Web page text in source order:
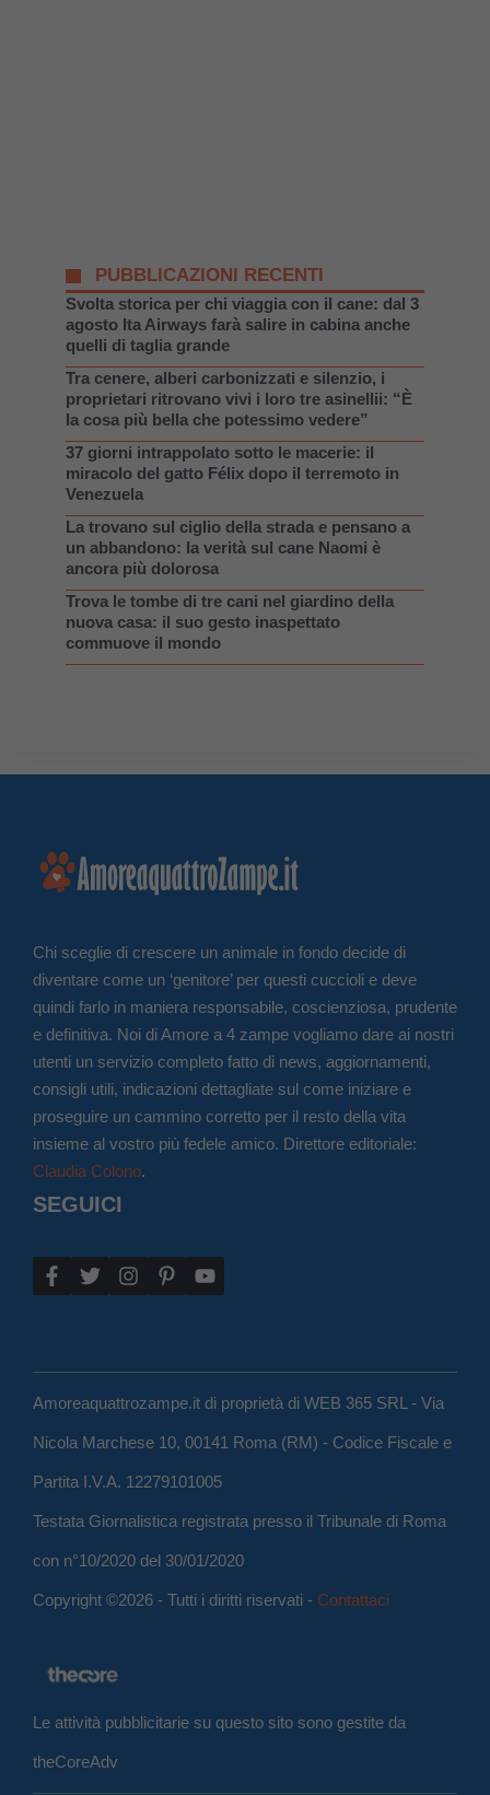
PUBBLICAZIONI RECENTI
Svolta storica per chi viaggia con il cane: dal 3
agosto Ita Airways farà salire in cabina anche
quelli di taglia grande
Tra cenere, alberi carbonizzati e silenzio, i
proprietari ritrovano vivi i loro tre asinellii: “È
la cosa più bella che potessimo vedere”
37 giorni intrappolato sotto le macerie: il
miracolo del gatto Félix dopo il terremoto in
Venezuela
La trovano sul ciglio della strada e pensano a
un abbandono: la verità sul cane Naomi è
ancora più dolorosa
Trova le tombe di tre cani nel giardino della
nuova casa: il suo gesto inaspettato
commuove il mondo
Chi sceglie di crescere un animale in fondo decide di
diventare come un ‘genitore’ per questi cuccioli e deve
quindi farlo in maniera responsabile, coscienziosa, prudente
e definitiva. Noi di Amore a 4 zampe vogliamo dare ai nostri
utenti un servizio completo fatto di news, aggiornamenti,
consigli utili, indicazioni dettagliate sul come iniziare e
proseguire un cammino corretto per il resto della vita
insieme al vostro più fedele amico. Direttore editoriale:
Claudia Colono.
SEGUICI
Amoreaquattrozampe.it di proprietà di WEB 365 SRL - Via
Nicola Marchese 10, 00141 Roma (RM) - Codice Fiscale e
Partita I.V.A. 12279101005
Testata Giornalistica registrata presso il Tribunale di Roma
con n°10/2020 del 30/01/2020
Copyright ©2026 - Tutti i diritti riservati - Contattaci
Le attività pubblicitarie su questo sito sono gestite da
theCoreAdv